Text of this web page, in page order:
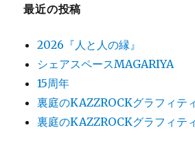
最近の投稿
2026『人と人の縁』
シェアスペースMAGARIYA
15周年
裏庭のKAZZROCKグラフィテ
裏庭のKAZZROCKグラフィテ